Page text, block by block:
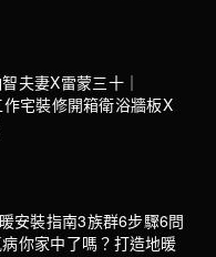
夫妻X雷蒙三十｜
宅裝修開箱衛浴牆板X
安裝指南3族群6步驟6問
你家中了嗎？打造地暖